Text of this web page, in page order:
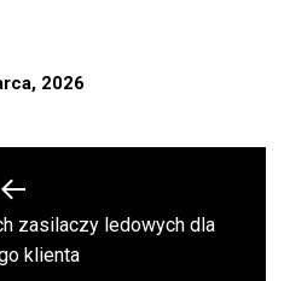
2026
Previous
post:
zasilaczy ledowych dla
klienta